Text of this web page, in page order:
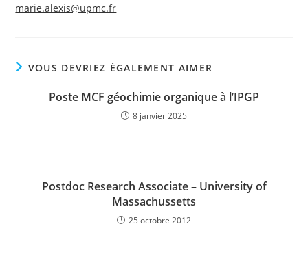
marie.alexis@upmc.fr
VOUS DEVRIEZ ÉGALEMENT AIMER
Poste MCF géochimie organique à l’IPGP
8 janvier 2025
Postdoc Research Associate – University of
Massachussetts
25 octobre 2012